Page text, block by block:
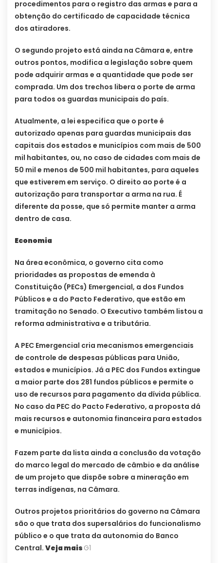
procedimentos para o registro das armas e para a
obtenção do certificado de capacidade técnica
dos atiradores.
O segundo projeto está ainda na Câmara e, entre
outros pontos, modifica a legislação sobre quem
pode adquirir armas e a quantidade que pode ser
comprada. Um dos trechos libera o porte de arma
para todos os guardas municipais do país.
Atualmente, a lei especifica que o porte é
autorizado apenas para guardas municipais das
capitais dos estados e municípios com mais de 500
mil habitantes, ou, no caso de cidades com mais de
50 mil e menos de 500 mil habitantes, para aqueles
que estiverem em serviço. O direito ao porte é a
autorização para transportar a arma na rua. É
diferente da posse, que só permite manter a arma
dentro de casa.
Economia
Na área econômica, o governo cita como
prioridades as propostas de emenda à
Constituição (PECs) Emergencial, a dos Fundos
Públicos e a do Pacto Federativo, que estão em
tramitação no Senado. O Executivo também listou a
reforma administrativa e a tributária.
A PEC Emergencial cria mecanismos emergenciais
de controle de despesas públicas para União,
estados e municípios. Já a PEC dos Fundos extingue
a maior parte dos 281 fundos públicos e permite o
uso de recursos para pagamento da dívida pública.
No caso da PEC do Pacto Federativo, a proposta dá
mais recursos e autonomia financeira para estados
e municípios.
Fazem parte da lista ainda a conclusão da votação
do marco legal do mercado de câmbio e da análise
de um projeto que dispõe sobre a mineração em
terras indígenas, na Câmara.
Outros projetos prioritários do governo na Câmara
são o que trata dos supersalários do funcionalismo
público e o que trata da autonomia do Banco
Central. Veja mais G1